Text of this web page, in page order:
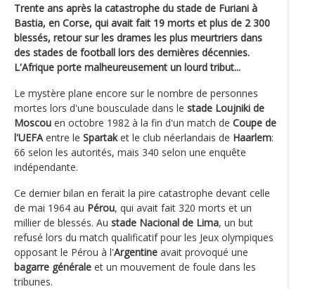
Trente ans après la catastrophe du stade de Furiani à
Bastia, en Corse, qui avait fait 19 morts et plus de 2 300
blessés, retour sur les drames les plus meurtriers dans
des stades de football lors des dernières décennies.
L'Afrique porte malheureusement un lourd tribut...
Le mystère plane encore sur le nombre de personnes
mortes lors d'une bousculade dans le stade Loujniki de
Moscou en octobre 1982 à la fin d'un match de Coupe de
l'UEFAentre le Spartaket le club néerlandais de Haarlem:
66 selon les autorités, mais 340 selon une enquête
indépendante.
Ce dernier bilan en ferait la pire catastrophe devant celle
de mai 1964 au Pérou, qui avait fait 320 morts et un
millier de blessés. Au stade Nacional de Lima, un but
refusé lors du match qualificatif pour les Jeux olympiques
opposant le Pérou à l'Argentine avait provoqué une
bagarre générale et un mouvement de foule dans les
tribunes.